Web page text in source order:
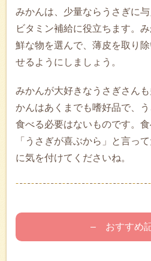
みかんは、少量ならうさぎに与
ビタミン補給に役立ちます。
鮮な物を選んで、薄皮を取り
せるようにしましょう。
みかんが大好きなうさぎさん
かんはあくまでも嗜好品で、
食べる必要はないものです。
「うさぎが喜ぶから」と言っ
に気を付けてくださいね。
– おすすめ